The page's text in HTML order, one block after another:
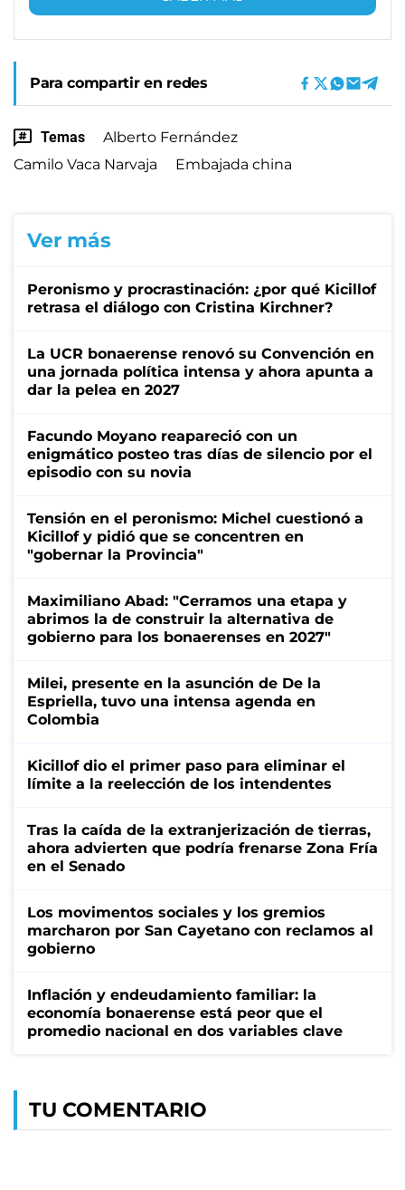
Para compartir en redes
Temas
Alberto Fernández
Camilo Vaca Narvaja
Embajada china
Ver más
Peronismo y procrastinación: ¿por qué Kicillof
retrasa el diálogo con Cristina Kirchner?
La UCR bonaerense renovó su Convención en
una jornada política intensa y ahora apunta a
dar la pelea en 2027
Facundo Moyano reapareció con un
enigmático posteo tras días de silencio por el
episodio con su novia
Tensión en el peronismo: Michel cuestionó a
Kicillof y pidió que se concentren en
"gobernar la Provincia"
Maximiliano Abad: "Cerramos una etapa y
abrimos la de construir la alternativa de
gobierno para los bonaerenses en 2027"
Milei, presente en la asunción de De la
Espriella, tuvo una intensa agenda en
Colombia
Kicillof dio el primer paso para eliminar el
límite a la reelección de los intendentes
Tras la caída de la extranjerización de tierras,
ahora advierten que podría frenarse Zona Fría
en el Senado
Los movimentos sociales y los gremios
marcharon por San Cayetano con reclamos al
gobierno
Inflación y endeudamiento familiar: la
economía bonaerense está peor que el
promedio nacional en dos variables clave
TU COMENTARIO